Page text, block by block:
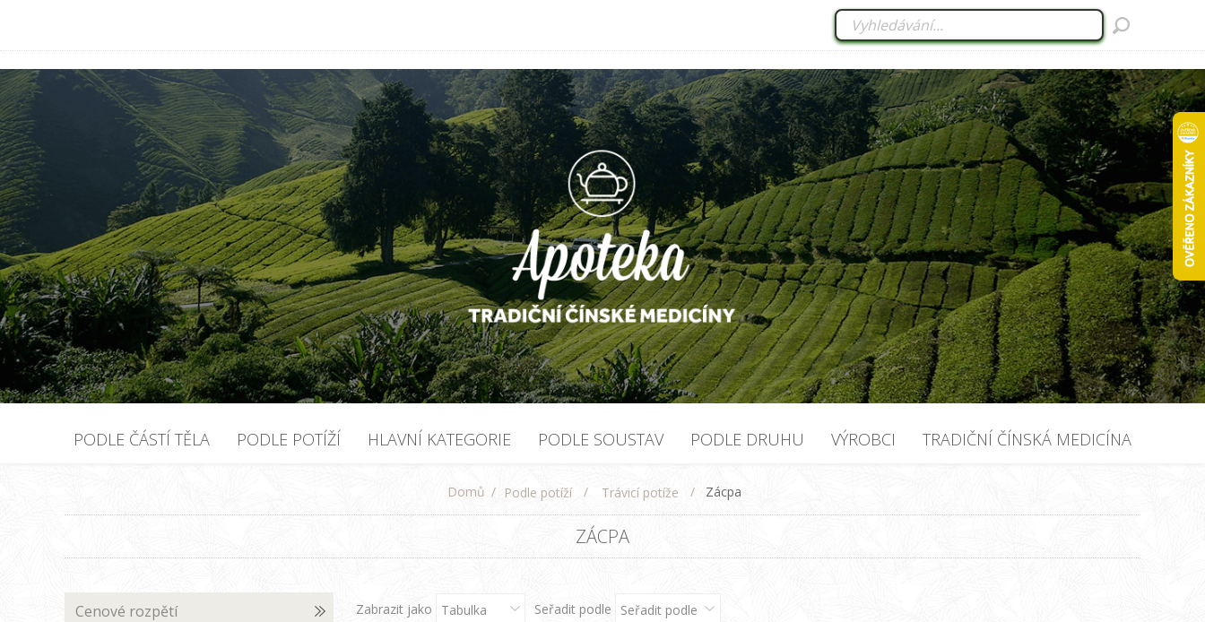
PODLE ČÁSTÍ TĚLA PODLE POTÍŽÍ HLAVNÍ KATEGORIE PODLE SOUSTAV PODLE DRUHU VÝROBCI TRADIČNÍ ČÍNSKÁ MEDICÍNA
Domů / Podle potíží / Trávicí potíže / Zácpa
ZÁCPA
Zabrazit jako Tabulka Seřadit podle Seřadit podle
Cenové rozpětí